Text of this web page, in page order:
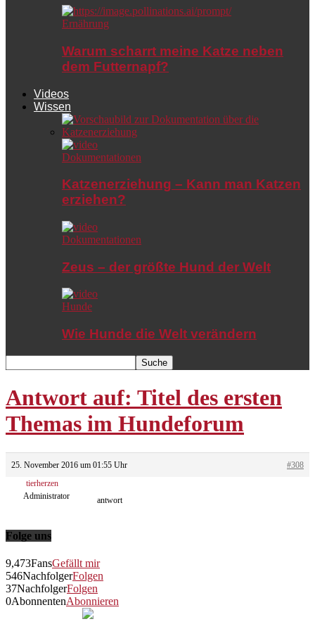
Ernährung
Warum scharrt meine Katze neben
dem Futternapf?
Videos
Wissen
Dokumentationen
Katzenerziehung – Kann man Katzen
erziehen?
Dokumentationen
Zeus – der größte Hund der Welt
Hunde
Wie Hunde die Welt verändern
Antwort auf: Titel des ersten
Themas im Hundeforum
25. November 2016 um 01:55 Uhr
#308
tierherzen
Administrator
antwort
Folge uns
9,473FansGefällt mir
546NachfolgerFolgen
37NachfolgerFolgen
0AbonnentenAbonnieren